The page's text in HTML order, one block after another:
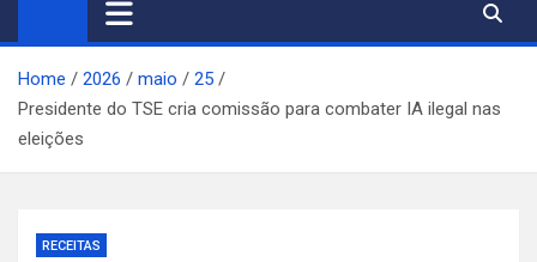
Home 2026 maio
25
Presidente do TSE cria comissão para combater IA ilegal nas
eleições
RECEITAS